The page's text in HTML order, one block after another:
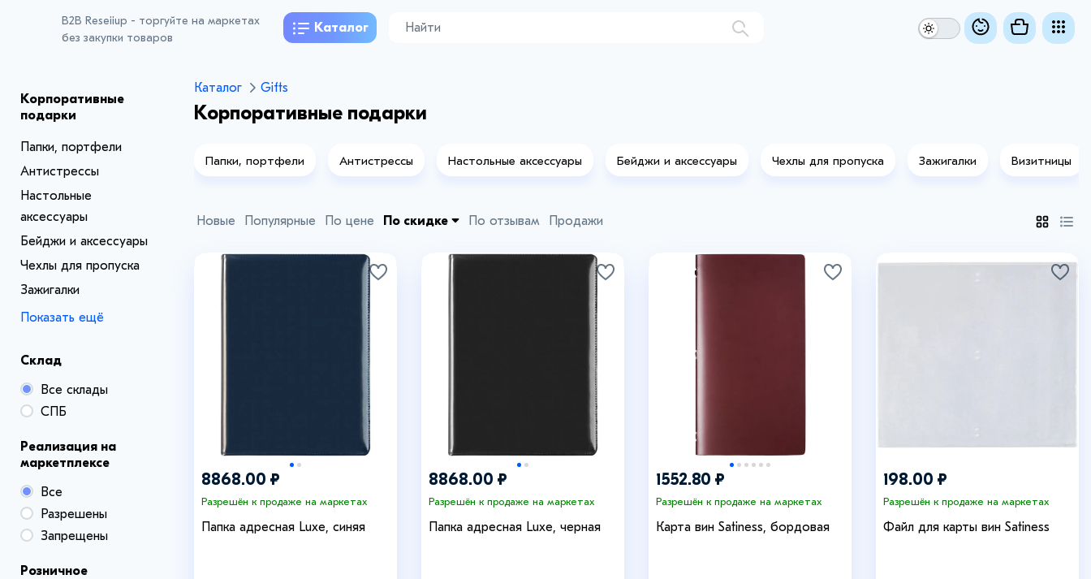
B2B Reseiiup - торгуйте на маркетах
без закупки товаров
Каталог
Корпоративные
подарки
Папки, портфели
Антистрессы
Настольные
аксессуары
Бейджи и аксессуары
Чехлы для пропуска
Зажигалки
Показать ещё
Склад
Все склады
СПБ
Реализация на
маркетплексе
Все
Разрешены
Запрещены
Розничное
Каталог Gifts
Корпоративные подарки
Папки, портфели Антистрессы Настольные аксессуары Бейджи и аксессуары Чехлы для пропуска Зажигалки Визитницы
Новые Популярные По цене По скидке По отзывам Продажи
8868.00 ₽
Разрешён к продаже на маркетах
Папка адресная Luxe, синяя
8868.00 ₽
Разрешён к продаже на маркетах
Папка адресная Luxe, черная
1552.80 ₽
Разрешён к продаже на маркетах
Карта вин Satiness, бордовая
198.00 ₽
Разрешён к продаже на маркетах
Файл для карты вин Satiness